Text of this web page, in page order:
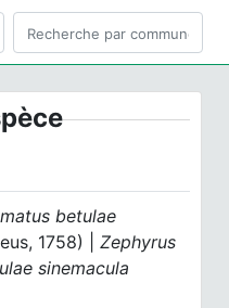
betulae
1758) |Zephyrus
sinemacula